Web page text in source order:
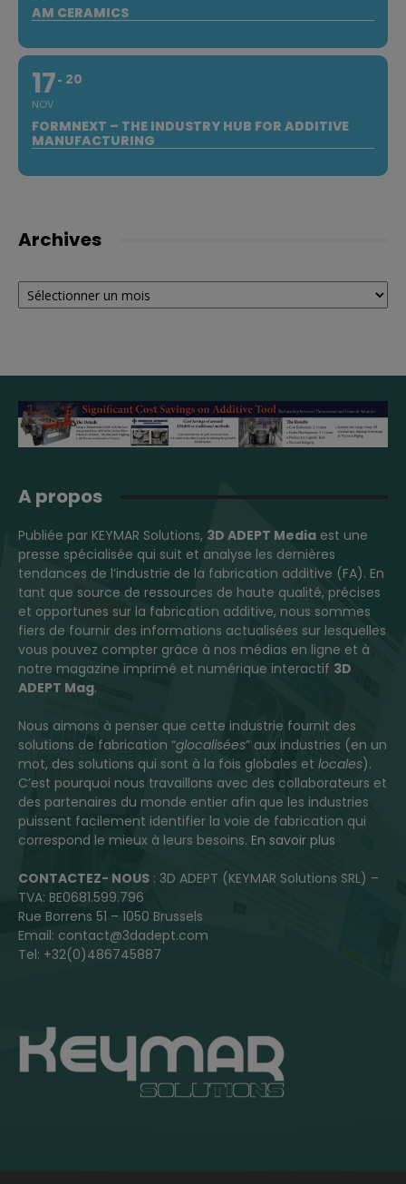
AM CERAMICS
17
NOV
20
FORMNEXT – THE INDUSTRY HUB FOR ADDITIVE
MANUFACTURING
Archives
Archives
A propos
Publiée par KEYMAR Solutions, 3D ADEPT Media est une
presse spécialisée qui suit et analyse les dernières
tendances de l’industrie de la fabrication additive (FA). En
tant que source de ressources de haute qualité, précises
et opportunes sur la fabrication additive, nous sommes
fiers de fournir des informations actualisées sur lesquelles
vous pouvez compter grâce à nos médias en ligne et à
notre magazine imprimé et numérique interactif 3D
ADEPT Mag.
Nous aimons à penser que cette industrie fournit des
solutions de fabrication “glocalisées” aux industries (en un
mot, des solutions qui sont à la fois globales et locales).
C’est pourquoi nous travaillons avec des collaborateurs et
des partenaires du monde entier afin que les industries
puissent facilement identifier la voie de fabrication qui
correspond le mieux à leurs besoins. En savoir plus
CONTACTEZ- NOUS : 3D ADEPT (KEYMAR Solutions SRL) –
TVA: BE0681.599.796
Rue Borrens 51 – 1050 Brussels
Email: contact@3dadept.com
Tel: +32(0)486745887